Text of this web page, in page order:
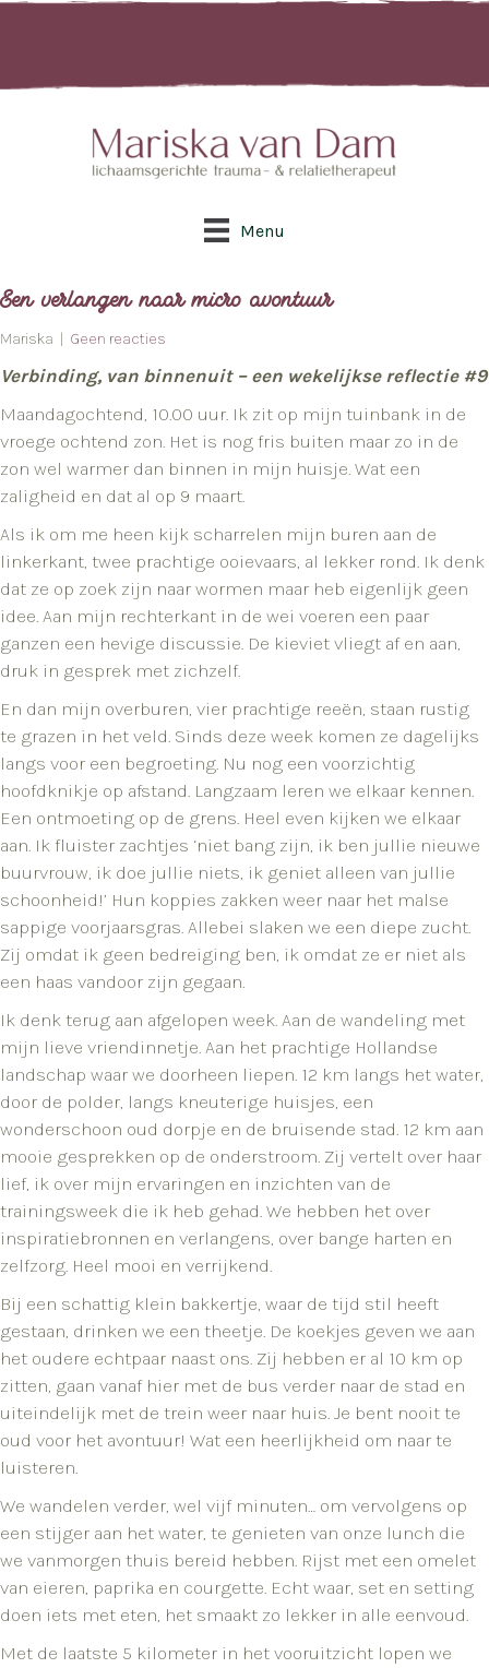
Menu
Een verlangen naar micro avontuur
Mariska | Geen reacties
Verbinding, van binnenuit – een wekelijkse reflectie #9
Maandagochtend, 10.00 uur. Ik zit op mijn tuinbank in de
vroege ochtend zon. Het is nog fris buiten maar zo in de
zon wel warmer dan binnen in mijn huisje. Wat een
zaligheid en dat al op 9 maart.
Als ik om me heen kijk scharrelen mijn buren aan de
linkerkant, twee prachtige ooievaars, al lekker rond. Ik denk
dat ze op zoek zijn naar wormen maar heb eigenlijk geen
idee. Aan mijn rechterkant in de wei voeren een paar
ganzen een hevige discussie. De kieviet vliegt af en aan,
druk in gesprek met zichzelf.
En dan mijn overburen, vier prachtige reeën, staan rustig
te grazen in het veld. Sinds deze week komen ze dagelijks
langs voor een begroeting. Nu nog een voorzichtig
hoofdknikje op afstand. Langzaam leren we elkaar kennen.
Een ontmoeting op de grens. Heel even kijken we elkaar
aan. Ik fluister zachtjes ‘niet bang zijn, ik ben jullie nieuwe
buurvrouw, ik doe jullie niets, ik geniet alleen van jullie
schoonheid!’ Hun koppies zakken weer naar het malse
sappige voorjaarsgras. Allebei slaken we een diepe zucht.
Zij omdat ik geen bedreiging ben, ik omdat ze er niet als
een haas vandoor zijn gegaan.
Ik denk terug aan afgelopen week. Aan de wandeling met
mijn lieve vriendinnetje. Aan het prachtige Hollandse
landschap waar we doorheen liepen. 12 km langs het water,
door de polder, langs kneuterige huisjes, een
wonderschoon oud dorpje en de bruisende stad. 12 km aan
mooie gesprekken op de onderstroom. Zij vertelt over haar
lief, ik over mijn ervaringen en inzichten van de
trainingsweek die ik heb gehad. We hebben het over
inspiratiebronnen en verlangens, over bange harten en
zelfzorg. Heel mooi en verrijkend.
Bij een schattig klein bakkertje, waar de tijd stil heeft
gestaan, drinken we een theetje. De koekjes geven we aan
het oudere echtpaar naast ons. Zij hebben er al 10 km op
zitten, gaan vanaf hier met de bus verder naar de stad en
uiteindelijk met de trein weer naar huis. Je bent nooit te
oud voor het avontuur! Wat een heerlijkheid om naar te
luisteren.
We wandelen verder, wel vijf minuten… om vervolgens op
een stijger aan het water, te genieten van onze lunch die
we vanmorgen thuis bereid hebben. Rijst met een omelet
van eieren, paprika en courgette. Echt waar, set en setting
doen iets met eten, het smaakt zo lekker in alle eenvoud.
Met de laatste 5 kilometer in het vooruitzicht lopen we